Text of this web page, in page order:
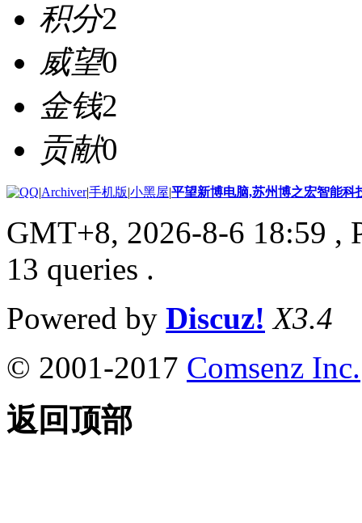
积分2
威望0
金钱2
贡献0
|Archiver|手机版|小黑屋|平望新博电脑,苏州博之宏智能科
GMT+8, 2026-8-6 18:59 ,
13 queries .
Powered by Discuz! X3.4
© 2001-2017 Comsenz Inc.
返回顶部